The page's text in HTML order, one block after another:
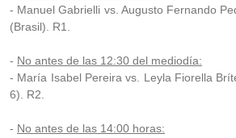
- Manuel Gabrielli vs. Augusto Fernando
(Brasil). R1.
- No antes de las 12:30 del mediodía:
- María Isabel Pereira vs. Leyla Fiorella
6). R2.
- No antes de las 14:00 horas: